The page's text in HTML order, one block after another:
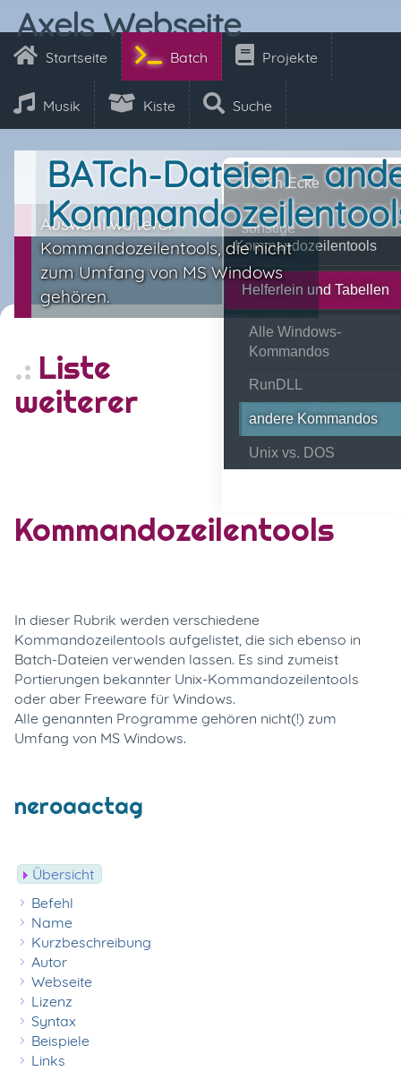
Axels Webseite
Startseite Batch Projekte
Musik Kiste Suche
BATch-Ecke
sonstige
Kommandozeilentools
Helferlein und Tabellen
Alle Windows-
Kommandos
RunDLL
andere Kommandos
Unix vs. DOS
BATch-Dateien -
Auswahl weiterer
Kommandozeilentools, die nicht
zum Umfang von MS Windows
gehören.
Liste
weiterer
Kommandozeilentools
In dieser Rubrik werden verschiedene
Kommandozeilentools aufgelistet, die sich ebenso in
Batch-Dateien verwenden lassen. Es sind zumeist
Portierungen bekannter Unix-Kommandozeilentools
oder aber Freeware für Windows.
Alle genannten Programme gehören nicht(!) zum
Umfang von MS Windows.
neroaactag
Übersicht
Befehl
Name
Kurzbeschreibung
Autor
Webseite
Lizenz
Syntax
Beispiele
Links